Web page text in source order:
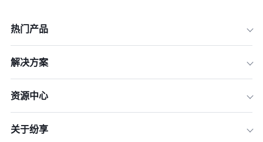
热门产品
解决方案
资源中心
关于纷享